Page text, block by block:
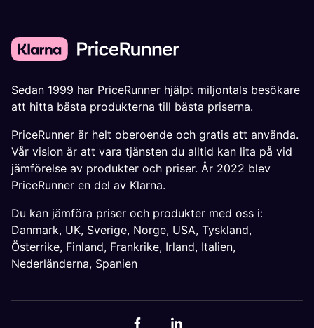
Sedan 1999 har PriceRunner hjälpt miljontals besökare
att hitta bästa produkterna till bästa priserna.
PriceRunner är helt oberoende och gratis att använda.
Vår vision är att vara tjänsten du alltid kan lita på vid
jämförelse av produkter och priser. År 2022 blev
PriceRunner en del av Klarna.
Du kan jämföra priser och produkter med oss i:
Danmark, UK, Sverige, Norge, USA, Tyskland,
Österrike, Finland, Frankrike, Irland, Italien,
Nederländerna, Spanien